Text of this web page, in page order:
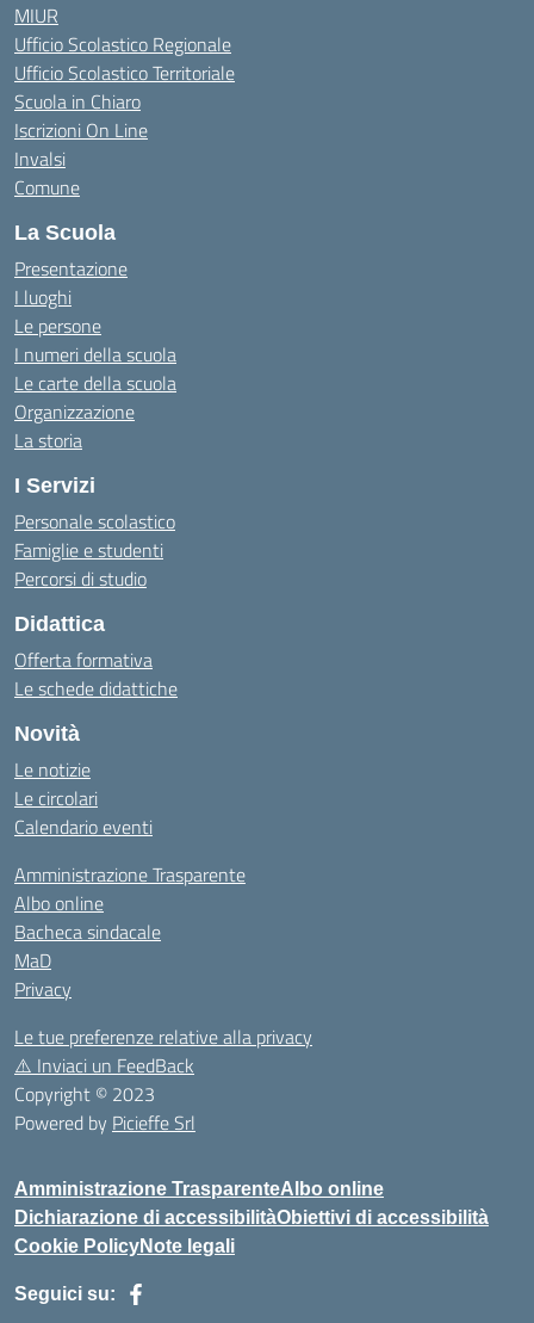
MIUR
Ufficio Scolastico Regionale
Ufficio Scolastico Territoriale
Scuola in Chiaro
Iscrizioni On Line
Invalsi
Comune
La Scuola
Presentazione
I luoghi
Le persone
I numeri della scuola
Le carte della scuola
Organizzazione
La storia
I Servizi
Personale scolastico
Famiglie e studenti
Percorsi di studio
Didattica
Offerta formativa
Le schede didattiche
Novità
Le notizie
Le circolari
Calendario eventi
Amministrazione Trasparente
Albo online
Bacheca sindacale
MaD
Privacy
Le tue preferenze relative alla privacy
⚠️ Inviaci un FeedBack
Copyright © 2023
Powered by Picieffe Srl
Amministrazione TrasparenteAlbo online
Dichiarazione di accessibilitàObiettivi di accessibilità
Cookie PolicyNote legali
Seguici su: